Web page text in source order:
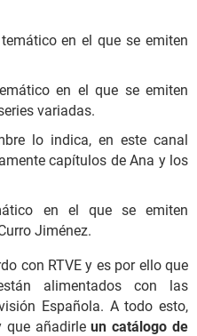
en el que se emiten
en el que se emiten
variadas.
lo indica, en este canal
capítulos de Ana y los
en el que se emiten
Jiménez.
con RTVE y es por ello que
alimentados con las
Española. A todo esto,
que añadirleun catálogo de